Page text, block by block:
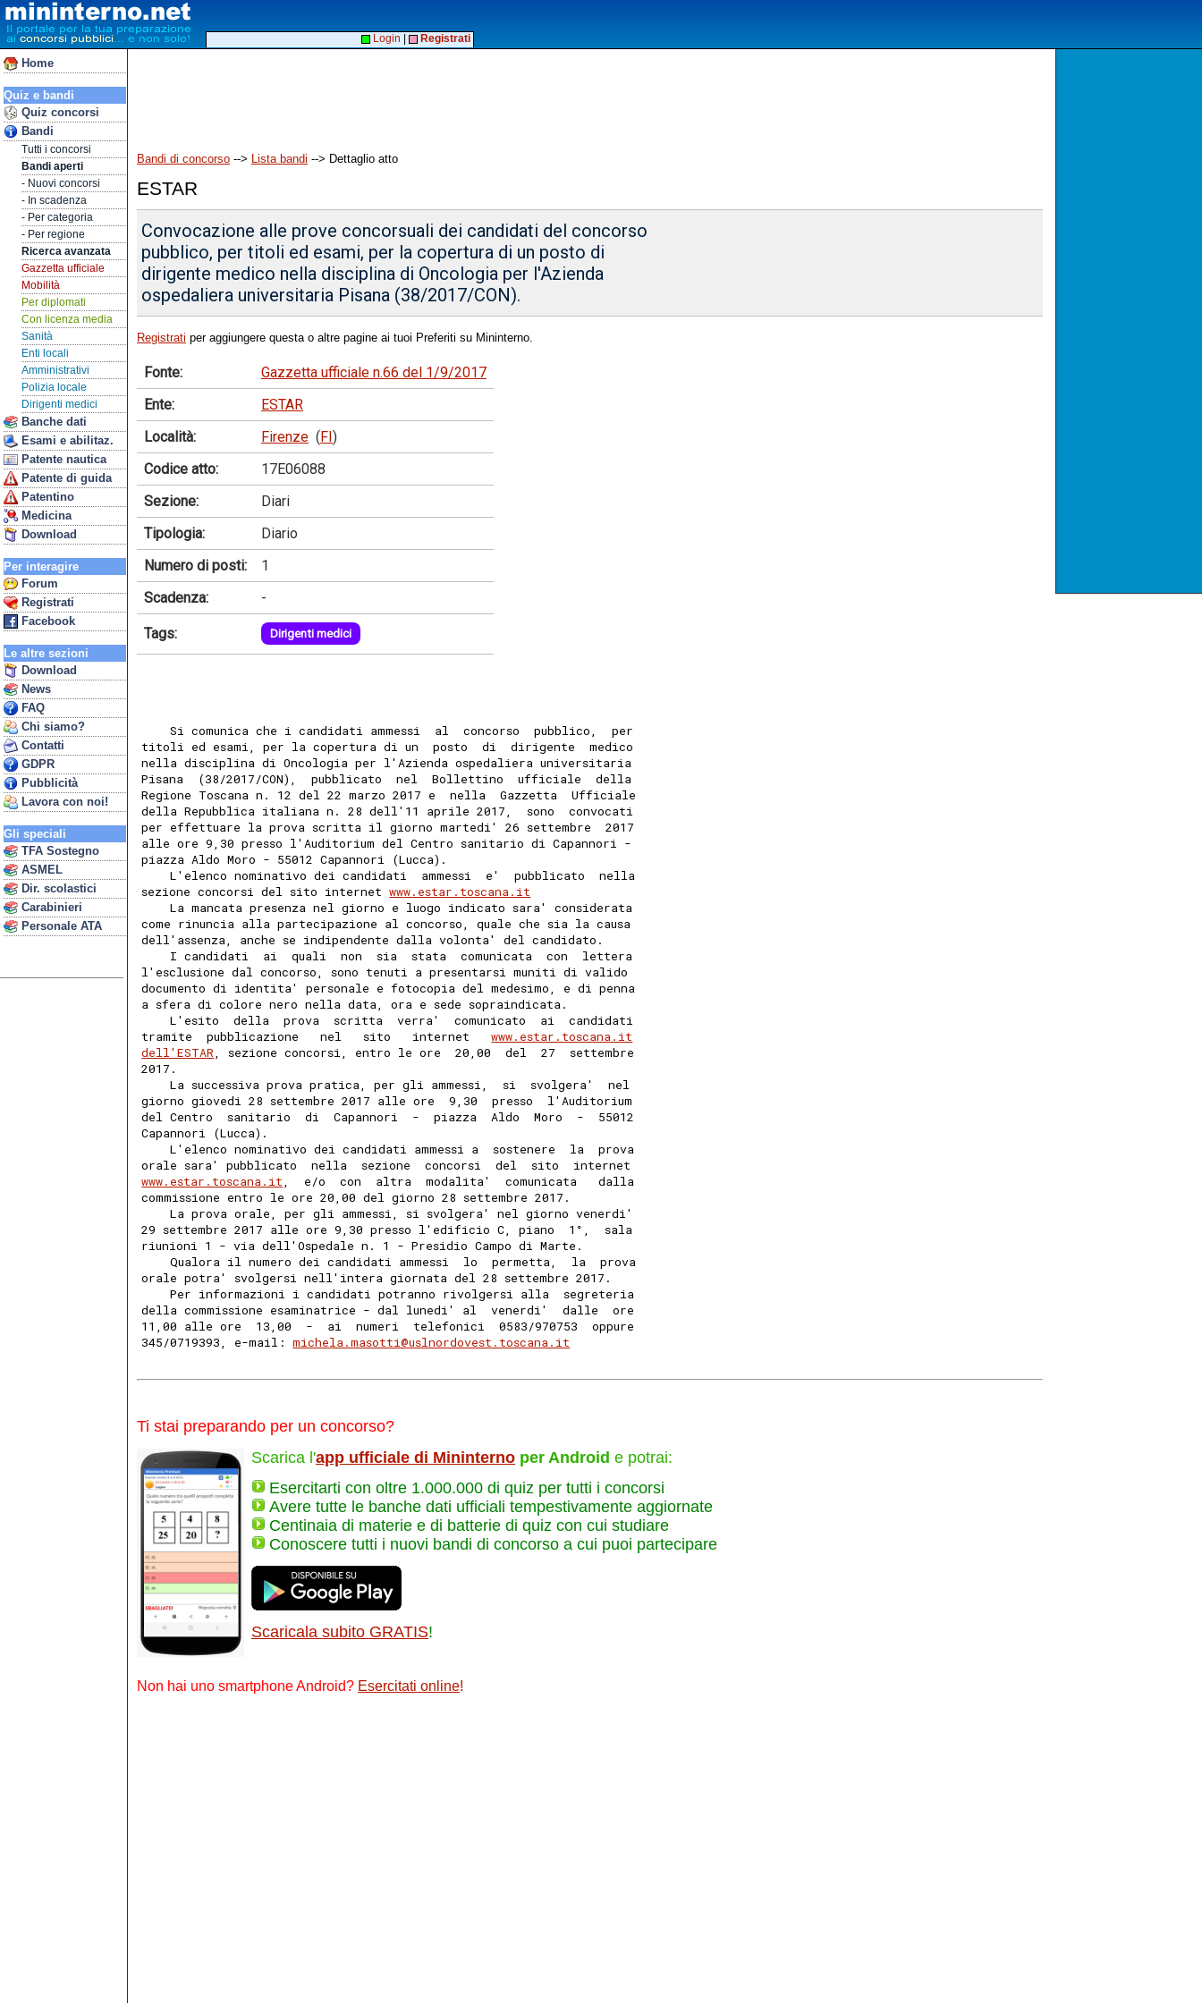
Home
Quiz e bandi
Quiz concorsi
Bandi
Tutti i concorsi
Bandi aperti
- Nuovi concorsi
- In scadenza
- Per categoria
- Per regione
Ricerca avanzata
Gazzetta ufficiale
Mobilità
Per diplomati
Con licenza media
Sanità
Enti locali
Amministrativi
Polizia locale
Dirigenti medici
Banche dati
Esami e abilitaz.
Patente nautica
Patente di guida
Patentino
Medicina
Download
Per interagire
Forum
Registrati
Facebook
Le altre sezioni
Download
News
FAQ
Chi siamo?
Contatti
GDPR
Pubblicità
Lavora con noi!
Gli speciali
TFA Sostegno
ASMEL
Dir. scolastici
Carabinieri
Personale ATA
Login Registrati
Bandi di concorso --> Lista bandi --> Dettaglio atto
ESTAR
Convocazione alle prove concorsuali dei candidati del concorso
pubblico, per titoli ed esami, per la copertura di un posto di
dirigente medico nella disciplina di Oncologia per l'Azienda
ospedaliera universitaria Pisana (38/2017/CON).
Registrati per aggiungere questa o altre pagine ai tuoi Preferiti su Mininterno.
Fonte:
Gazzetta ufficiale n.66 del 1/9/2017
Ente:
ESTAR
Località:
Firenze (FI)
Codice atto:
17E06088
Sezione:
Diari
Tipologia:
Diario
Numero di posti:
1
Scadenza:
-
Tags: Dirigenti medici
    Si comunica che i candidati ammessi  al  concorso  pubblico,  per
titoli ed esami, per la copertura di un  posto  di  dirigente  medico
nella disciplina di Oncologia per l'Azienda ospedaliera universitaria
Pisana  (38/2017/CON),  pubblicato  nel  Bollettino  ufficiale  della
Regione Toscana n. 12 del 22 marzo 2017 e  nella  Gazzetta  Ufficiale
della Repubblica italiana n. 28 dell'11 aprile 2017,  sono  convocati
per effettuare la prova scritta il giorno martedi' 26 settembre  2017
alle ore 9,30 presso l'Auditorium del Centro sanitario di Capannori -
piazza Aldo Moro - 55012 Capannori (Lucca).
    L'elenco nominativo dei candidati  ammessi  e'  pubblicato  nella
sezione concorsi del sito internet www.estar.toscana.it
    La mancata presenza nel giorno e luogo indicato sara' considerata
come rinuncia alla partecipazione al concorso, quale che sia la causa
dell'assenza, anche se indipendente dalla volonta' del candidato.
    I candidati  ai  quali  non  sia  stata  comunicata  con  lettera
l'esclusione dal concorso, sono tenuti a presentarsi muniti di valido
documento di identita' personale e fotocopia del medesimo, e di penna
a sfera di colore nero nella data, ora e sede sopraindicata.
    L'esito  della  prova  scritta  verra'  comunicato  ai  candidati
tramite  pubblicazione   nel   sito   internet www.estar.toscana.it
dell'ESTAR, sezione concorsi, entro le ore  20,00  del  27  settembre
2017.
    La successiva prova pratica, per gli ammessi,  si  svolgera'  nel
giorno giovedi 28 settembre 2017 alle ore  9,30  presso  l'Auditorium
del Centro  sanitario  di  Capannori  -  piazza  Aldo  Moro  -  55012
Capannori (Lucca).
    L'elenco nominativo dei candidati ammessi a  sostenere  la  prova
orale sara' pubblicato  nella  sezione  concorsi  del  sito  internet
www.estar.toscana.it,  e/o  con  altra  modalita'  comunicata   dalla
commissione entro le ore 20,00 del giorno 28 settembre 2017.
    La prova orale, per gli ammessi, si svolgera' nel giorno venerdi'
29 settembre 2017 alle ore 9,30 presso l'edificio C, piano  1°,  sala
riunioni 1 - via dell'Ospedale n. 1 - Presidio Campo di Marte.
    Qualora il numero dei candidati ammessi  lo  permetta,  la  prova
orale potra' svolgersi nell'intera giornata del 28 settembre 2017.
    Per informazioni i candidati potranno rivolgersi alla  segreteria
della commissione esaminatrice - dal lunedi' al  venerdi'  dalle  ore
11,00 alle ore  13,00  -  ai  numeri  telefonici  0583/970753  oppure
345/0719393, e-mail: michela.masotti@uslnordovest.toscana.it
Ti stai preparando per un concorso?
Scarica l'app ufficiale di Mininterno per Android e potrai:
Esercitarti con oltre 1.000.000 di quiz per tutti i concorsi
Avere tutte le banche dati ufficiali tempestivamente aggiornate
Centinaia di materie e di batterie di quiz con cui studiare
Conoscere tutti i nuovi bandi di concorso a cui puoi partecipare
Scaricala subito GRATIS!
Non hai uno smartphone Android? Esercitati online!